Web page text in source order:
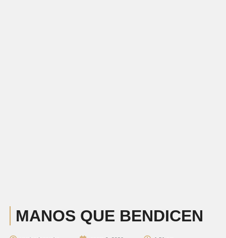
MANOS QUE BENDICEN